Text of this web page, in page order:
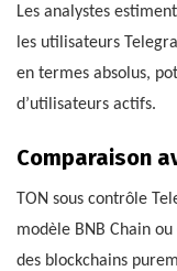
Les analystes
les utilisateurs
en termes absolus,
d’utilisateurs actifs.
Comparaison
TON sous contrôle
modèle BNB Chain
des blockchains